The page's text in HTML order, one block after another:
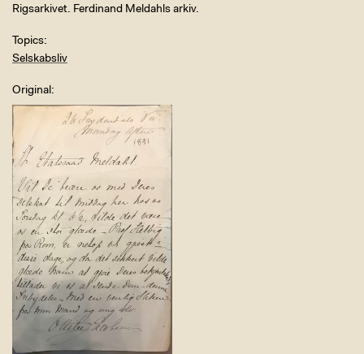
Rigsarkivet. Ferdinand Meldahls arkiv.
Topics
Selskabsliv
Original